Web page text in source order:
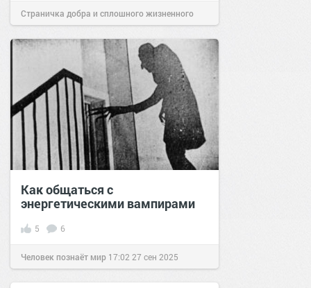
Страничка добра и сплошного жизненного
позитива!17:0323 ноя 2023
Как общаться с
энергетическими вампирами
5 6
Человек познаёт мир 17:02 27 сен 2025